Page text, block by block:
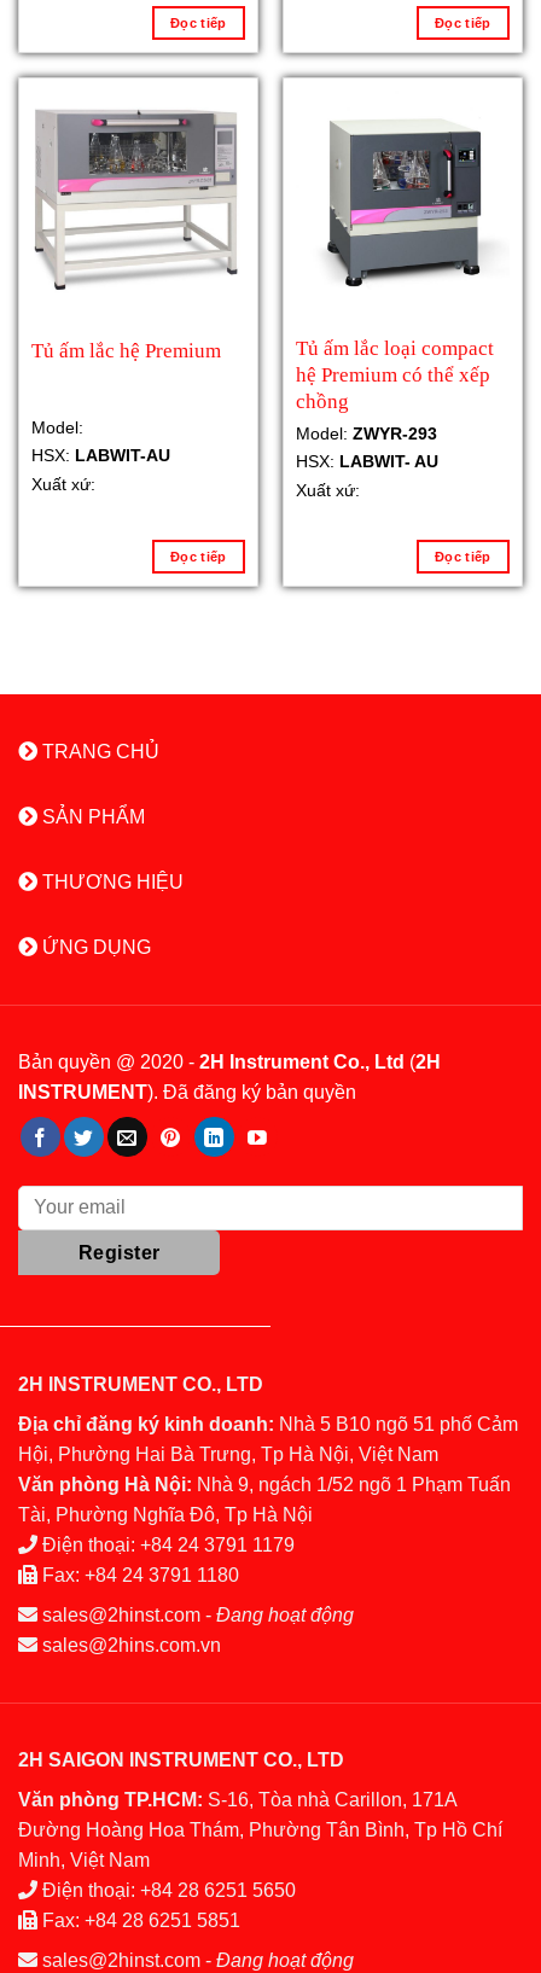
Đọc tiếp Đọc tiếp
Tủ ấm lắc hệ Premium
Model:
HSX: LABWIT-AU
Xuất xứ:
Đọc tiếp
Tủ ấm lắc loại compact
hệ Premium có thể xếp
chồng
Model: ZWYR-293
HSX: LABWIT- AU
Xuất xứ:
Đọc tiếp
TRANG CHỦ
SẢN PHẨM
THƯƠNG HIỆU
ỨNG DỤNG
Bản quyền @ 2020 - 2H Instrument Co., Ltd (2H
INSTRUMENT). Đã đăng ký bản quyền
2H INSTRUMENT CO., LTD
Địa chỉ đăng ký kinh doanh: Nhà 5 B10 ngõ 51 phố Cảm
Hội, Phường Hai Bà Trưng, Tp Hà Nội, Việt Nam
Văn phòng Hà Nội: Nhà 9, ngách 1/52 ngõ 1 Phạm Tuấn
Tài, Phường Nghĩa Đô, Tp Hà Nội
Điện thoại: +84 24 3791 1179
Fax: +84 24 3791 1180
sales@2hinst.com - Đang hoạt động
sales@2hins.com.vn
2H SAIGON INSTRUMENT CO., LTD
Văn phòng TP.HCM: S-16, Tòa nhà Carillon, 171A
Đường Hoàng Hoa Thám, Phường Tân Bình, Tp Hồ Chí
Minh, Việt Nam
Điện thoại: +84 28 6251 5650
Fax: +84 28 6251 5851
sales@2hinst.com - Đang hoạt động